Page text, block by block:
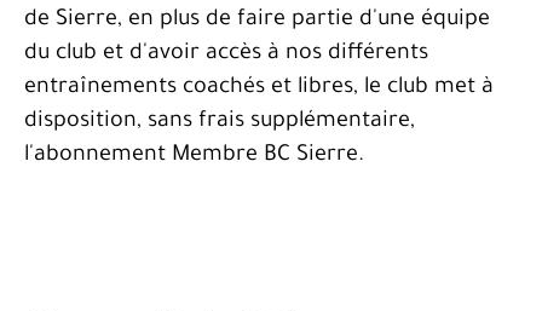
de Sierre, en plus de faire partie d'une équipe
du club et d'avoir accès à nos différents
entraînements coachés et libres, le club met à
disposition, sans frais supplémentaire,
l'abonnement Membre BC Sierre.